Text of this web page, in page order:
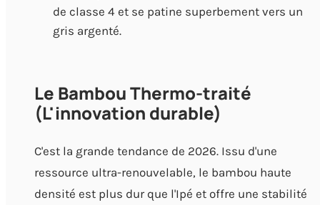
de classe 4 et se patine superbement vers un
gris argenté.
Le Bambou Thermo-traité
(L'innovation durable)
C'est la grande tendance de 2026. Issu d'une
ressource ultra-renouvelable, le bambou haute
densité est plus dur que l'Ipé et offre une stabilité